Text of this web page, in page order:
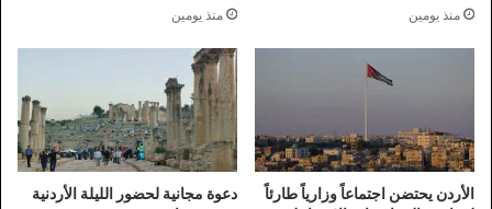
منذ يومين منذ يومين
الأردن يحتضن اجتماعاً وزارياً طارئاً
دعوة مجانية لحضور الليلة الأردنية